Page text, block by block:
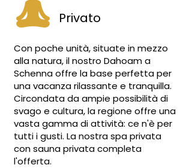
Con poche unità, situate in mezzo
alla natura, il nostro Dahoam a
Schenna offre la base perfetta per
una vacanza rilassante e tranquilla.
Circondata da ampie possibilità di
svago e cultura, la regione offre una
vasta gamma di attività: ce n'è per
tutti i gusti. La nostra spa privata
con sauna privata completa
l'offerta.
Privato